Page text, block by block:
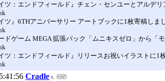
ツ：エンドフィールド』チェン・センユーとアルデ
ツ』6THアニバーサリー アートブックに1枚寄稿しまし
ドゲーム MEGA 拡張パック「ムニキスゼロ」から「
ツ：エンドフィールド』リリースお祝いイラストに1
Cradle